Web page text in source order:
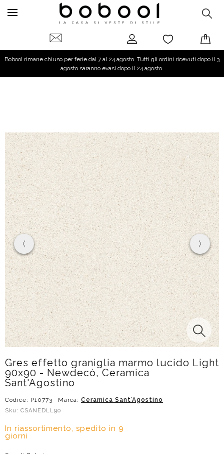
Bobool rimane chiuso per ferie dal 7 al 24 agosto. Tutti gli ordini ricevuti dopo il 3
agosto saranno evasi dopo il 24 agosto.
Gres effetto graniglia marmo lucido Light
90x90 - Newdecò, Ceramica
Sant'Agostino
Codice: P10773 Marca: Ceramica Sant’Agostino
Sku: CSANEDLL90
In riassortimento, spedito in 9
giorni